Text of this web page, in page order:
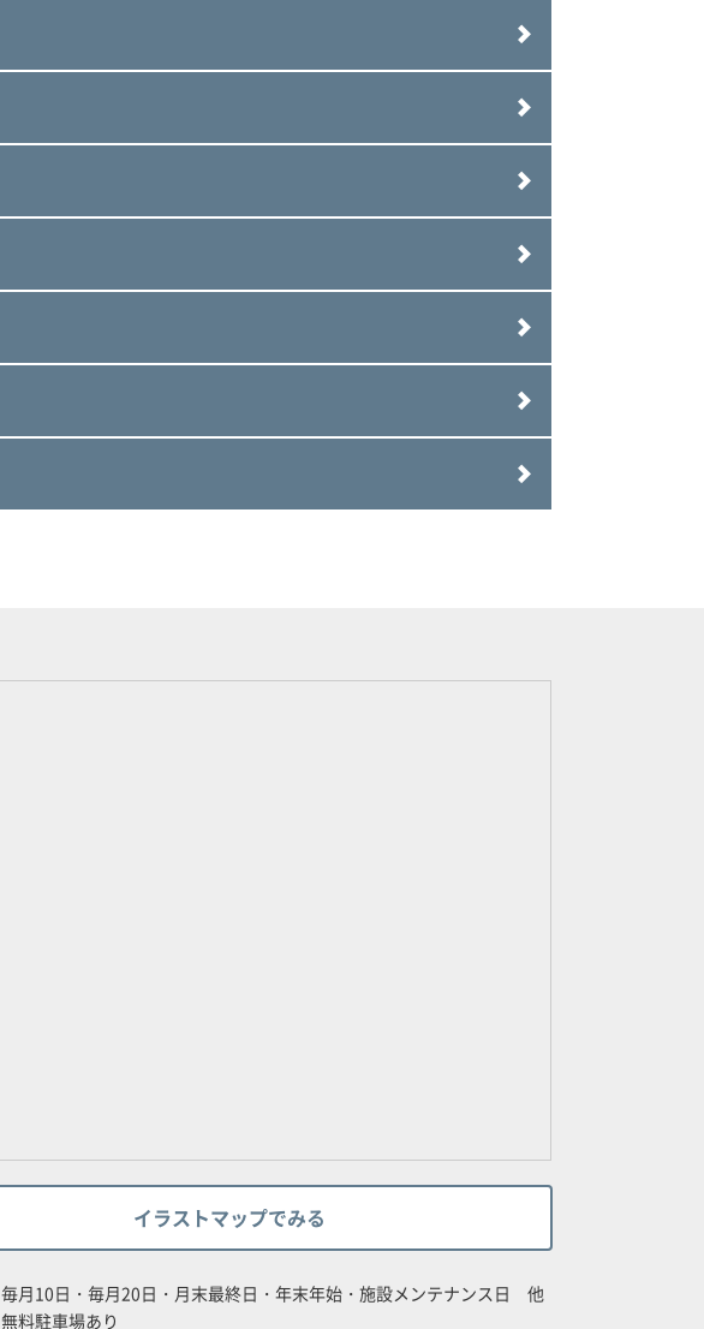
イラストマップでみる
毎月10日・毎月20日・月末最終日・年末年始・施設メンテナンス日 他
無料駐車場あり